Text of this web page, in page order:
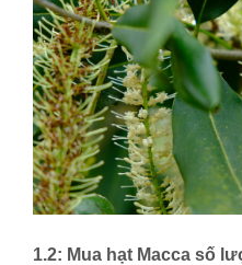
1.2: Mua hạt Macca số